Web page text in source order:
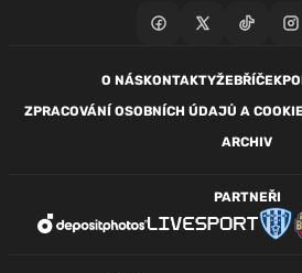
O NÁSKONTAKTYŽEBŘÍČEK
ZPRACOVÁNÍ OSOBNÍCH ÚDAJŮ A
ARCHIV
PARTNEŘI